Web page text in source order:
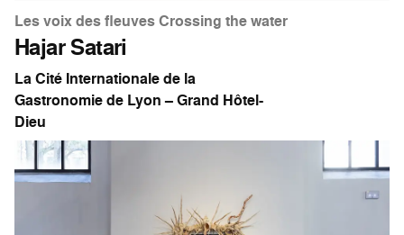
Les voix des fleuves Crossing the water
Hajar Satari
La Cité Internationale de la
Gastronomie de Lyon – Grand Hôtel-
Dieu